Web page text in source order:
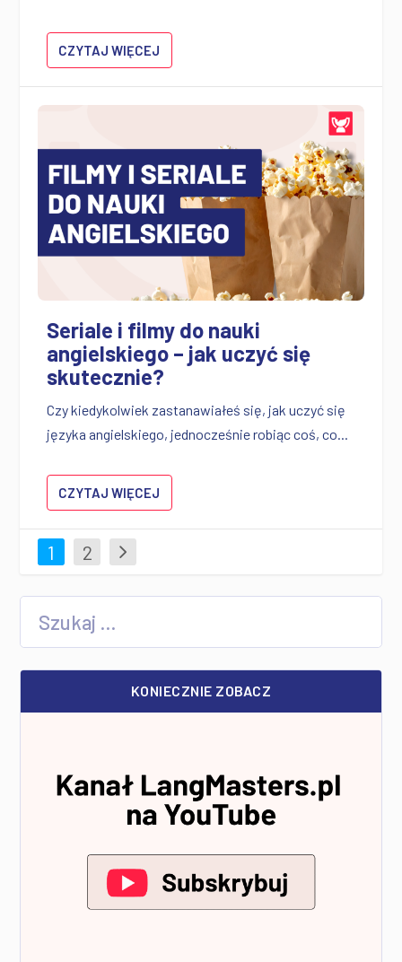
CZYTAJ WIĘCEJ
Seriale i filmy do nauki
angielskiego – jak uczyć się
skutecznie?
Czy kiedykolwiek zastanawiałeś się, jak uczyć się
języka angielskiego, jednocześnie robiąc coś, co...
CZYTAJ WIĘCEJ
1 2
KONIECZNIE ZOBACZ